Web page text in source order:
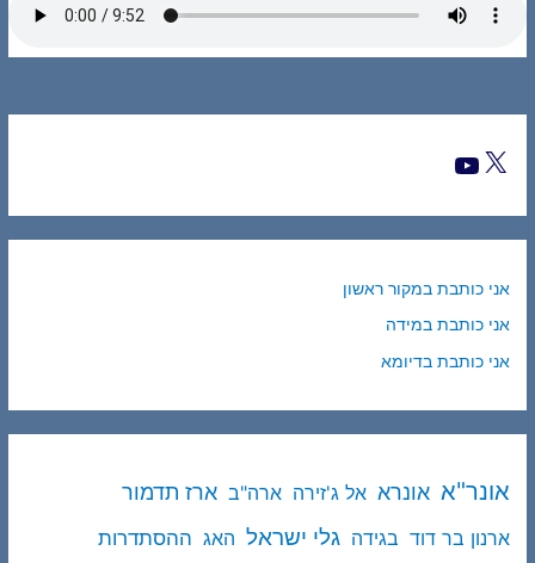
אני כותבת במקור ראשון
אני כותבת במידה
אני כותבת בדיומא
אונר"א אונרא אל ג'זירה ארה"ב ארז תדמור
ארנון בר דוד בגידה גלי ישראל האג
ההסתדרות